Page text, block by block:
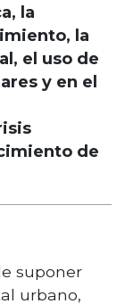
la
la
el uso de
y en el
de
suponer
urbano,